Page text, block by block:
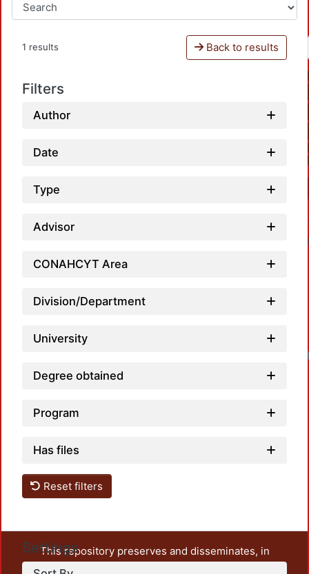
1 results Back to results
Filters
Author
Date
Type
Advisor
CONAHCYT Area
Division/Department
University
Degree obtained
Program
Has files
Reset filters
Settings
This repository preserves and disseminates, in
unrestricted open access, the teaching and research